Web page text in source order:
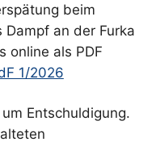
beim
an der Furka
online als PDF
1/2026
Entschuldigung.